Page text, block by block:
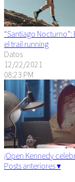
“Santiago
el trail running
Datos
12/22/2021
08:23 PM
¡Open Kennedy
Posts anteriores ▾